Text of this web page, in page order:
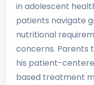
in adolescent
patients navigate
nutritional
concerns. Parents
his patient-
based treatment